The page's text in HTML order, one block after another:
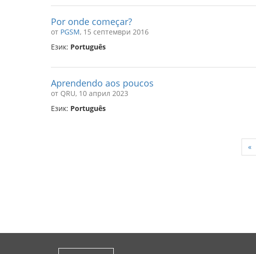
Por onde começar?
от PGSM, 15 септември 2016
Език: Português
Aprendendo aos poucos
от QRU, 10 април 2023
Език: Português
«